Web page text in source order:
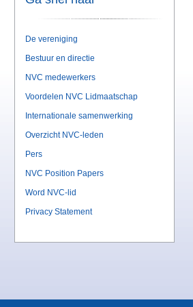
De vereniging
Bestuur en directie
NVC medewerkers
Voordelen NVC Lidmaatschap
Internationale samenwerking
Overzicht NVC-leden
Pers
NVC Position Papers
Word NVC-lid
Privacy Statement